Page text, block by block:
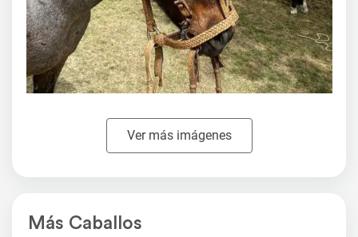
Ver más imágenes
Más Caballos